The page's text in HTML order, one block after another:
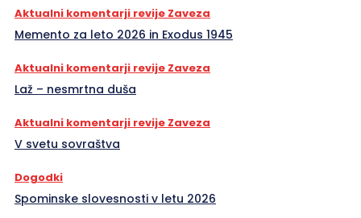
Aktualni komentarji revije Zaveza
Memento za leto 2026 in Exodus 1945
Aktualni komentarji revije Zaveza
Laž – nesmrtna duša
Aktualni komentarji revije Zaveza
V svetu sovraštva
Dogodki
Spominske slovesnosti v letu 2026